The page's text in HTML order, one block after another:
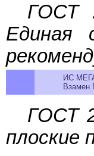
ГОСТ
Единая
ИС
Взамен
ГОСТ
плоские